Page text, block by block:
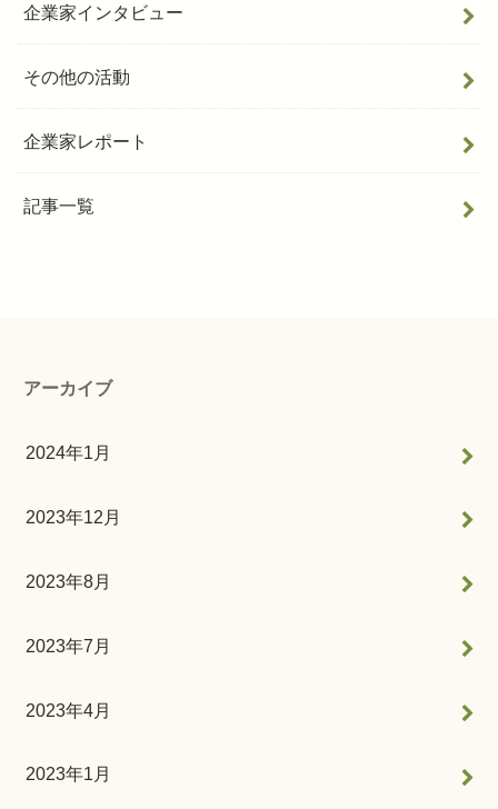
企業家インタビュー
その他の活動
企業家レポート
記事一覧
アーカイブ
2024年1月
2023年12月
2023年8月
2023年7月
2023年4月
2023年1月